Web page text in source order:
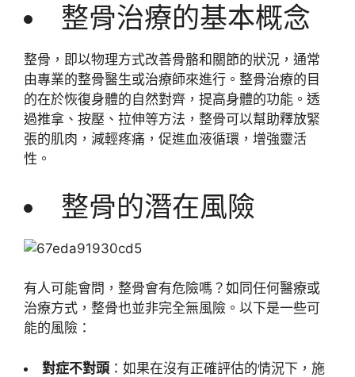
整骨治療的基本概念
整骨，即以物理方式改善骨骼和關節的狀況，通常
由專業的整骨醫生或治療師來進行。整骨治療的目
的在於恢復身體的自然對齊，提高身體的功能。透
過推拿、按壓、拉伸等方法，整骨可以幫助釋放緊
張的肌肉，減輕疼痛，促進血液循環，增強靈活
性。
整骨的潛在風險
有人可能會問，整骨會有危險嗎？如同任何醫療或
治療方式，整骨也並非完全無風險。以下是一些可
能的風險：
對症不對頭 ：如果在沒有正確評估的情況下，施